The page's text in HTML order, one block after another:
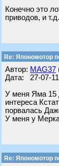
Конечно это
приводов, и
Re: Япономотор
Автор: MAG37
Дата: 27-07-
У меня Яма 15
интереса
порвалась
У меня у
Re: Япономотор